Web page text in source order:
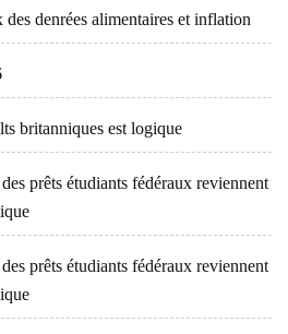
denrées alimentaires et inflation
britanniques est logique
prêts étudiants fédéraux reviennent
prêts étudiants fédéraux reviennent